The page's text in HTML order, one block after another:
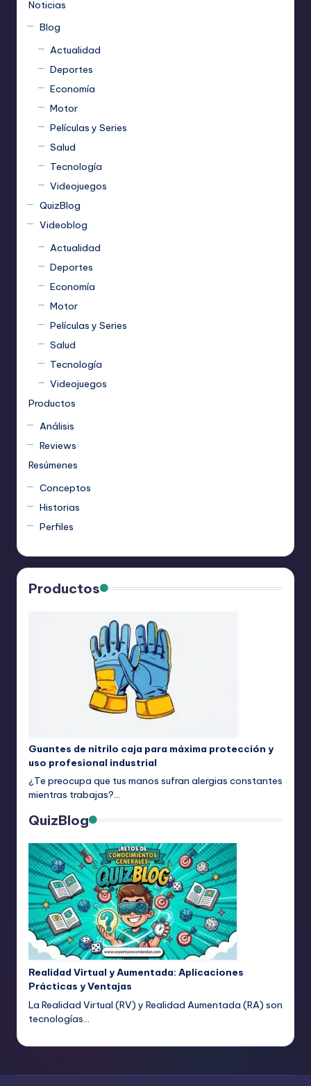
Noticias
Blog
Actualidad
Deportes
Economía
Motor
Películas y Series
Salud
Tecnología
Videojuegos
QuizBlog
Videoblog
Actualidad
Deportes
Economía
Motor
Películas y Series
Salud
Tecnología
Videojuegos
Productos
Análisis
Reviews
Resúmenes
Conceptos
Historias
Perfiles
Productos
Guantes de nitrilo caja para máxima protección y
uso profesional industrial
¿Te preocupa que tus manos sufran alergias constantes
mientras trabajas?…
QuizBlog
Realidad Virtual y Aumentada: Aplicaciones
Prácticas y Ventajas
La Realidad Virtual (RV) y Realidad Aumentada (RA) son
tecnologías…